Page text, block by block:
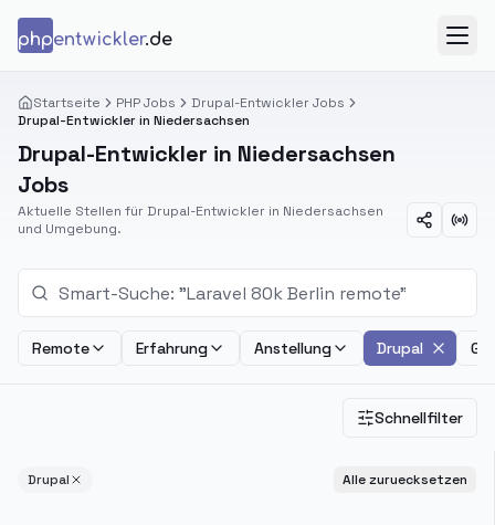
phpentwickler.de
Startseite PHP Jobs
Drupal-Entwickler Jobs
Drupal-Entwickler in Niedersachsen
Drupal-Entwickler in Niedersachsen
Jobs
Aktuelle Stellen für Drupal-Entwickler in Niedersachsen
und Umgebung.
Remote Erfahrung Anstellung Drupal
Schnellfilter
Drupal Alle zuruecksetzen